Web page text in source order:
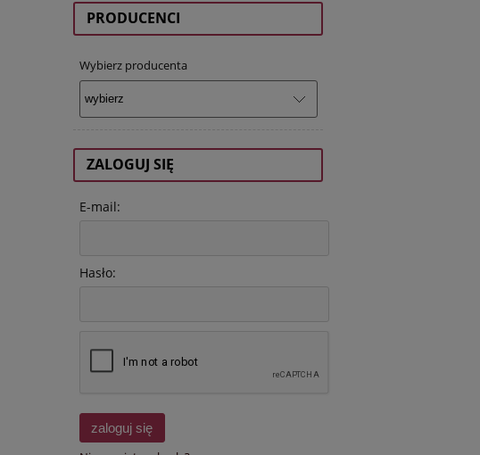
PRODUCENCI
Wybierz producenta
ZALOGUJ SIĘ
E-mail:
Hasło:
zaloguj się